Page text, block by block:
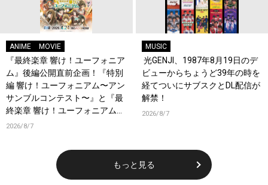
ANIME MOVIE
『最終楽章 響け！ユーフォニア
ム』後編公開直前企画！『特別
編 響け！ユーフォニアム〜アン
サンブルコンテスト〜』と『最
終楽章 響け！ユーフォニアム』
前編の一挙上映が決定！
2026/8/7
MUSIC
光GENJI、1987年8月19日のデ
ビューからちょうど39年の時を
経てついにサブスクとDL配信が
解禁！
2026/8/7
もっと見る